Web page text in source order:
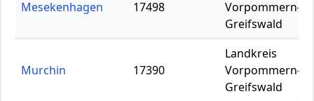
Mesekenhagen 17498
Vorpommern-
Greifswald
Murchin 17390
Landkreis
Vorpommern-
Greifswald